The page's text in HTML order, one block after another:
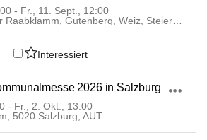
- Fr., 11. Sept., 12:00
Interessiert
2026 in Salzburg
- Fr., 2. Okt., 13:00
5020 Salzburg, AUT